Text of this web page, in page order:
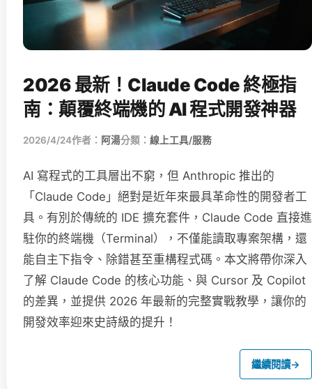
2026 最新！Claude Code 終極指
南：顛覆終端機的 AI 程式開發神器
2026/4/24作者： 阿湯分類： 線上工具/服務
AI 寫程式的工具層出不窮，但 Anthropic 推出的
「Claude Code」絕對是近年來最具革命性的開發者工
具。有別於傳統的 IDE 擴充套件，Claude Code 直接進
駐你的終端機（Terminal），不僅能讀取專案架構，還
能自主下指令、除錯甚至重構程式碼。本文將帶你深入
了解 Claude Code 的核心功能、與 Cursor 及 Copilot
的差異，並提供 2026 年最新的完整實戰教學，讓你的
開發效率迎來史詩級的提升！
繼續閱讀→